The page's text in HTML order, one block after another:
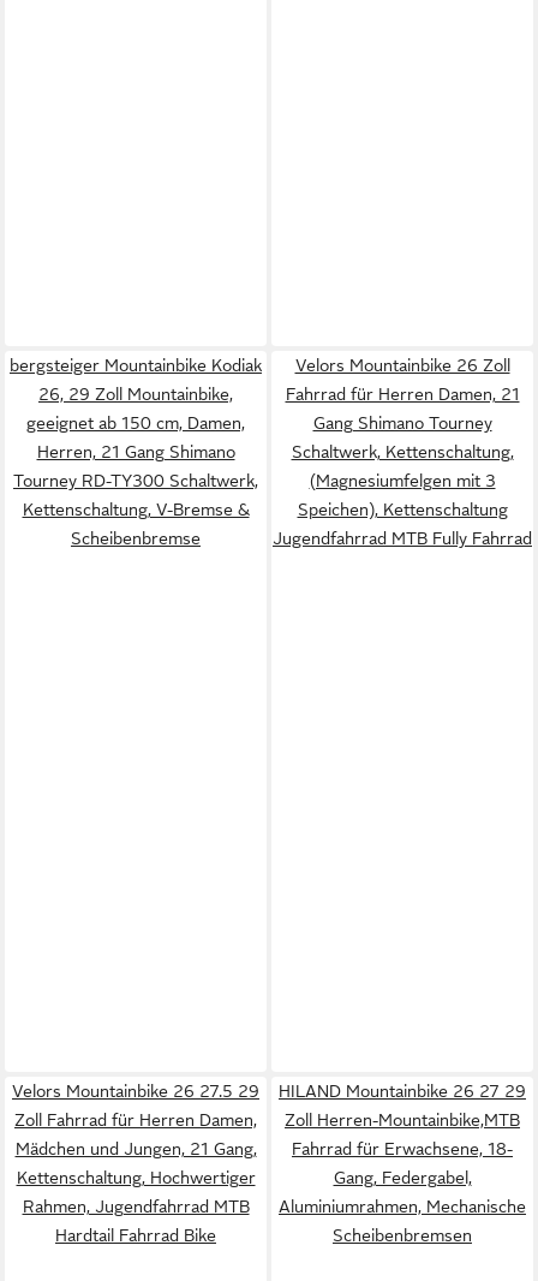
bergsteiger Mountainbike Kodiak
26, 29 Zoll Mountainbike,
geeignet ab 150 cm, Damen,
Herren, 21 Gang Shimano
Tourney RD-TY300 Schaltwerk,
Kettenschaltung, V-Bremse &
Scheibenbremse
Velors Mountainbike 26 Zoll
Fahrrad für Herren Damen, 21
Gang Shimano Tourney
Schaltwerk, Kettenschaltung,
(Magnesiumfelgen mit 3
Speichen), Kettenschaltung
Jugendfahrrad MTB Fully Fahrrad
Velors Mountainbike 26 27.5 29
Zoll Fahrrad für Herren Damen,
Mädchen und Jungen, 21 Gang,
Kettenschaltung, Hochwertiger
Rahmen, Jugendfahrrad MTB
Hardtail Fahrrad Bike
HILAND Mountainbike 26 27 29
Zoll Herren-Mountainbike,MTB
Fahrrad für Erwachsene, 18-
Gang, Federgabel,
Aluminiumrahmen, Mechanische
Scheibenbremsen